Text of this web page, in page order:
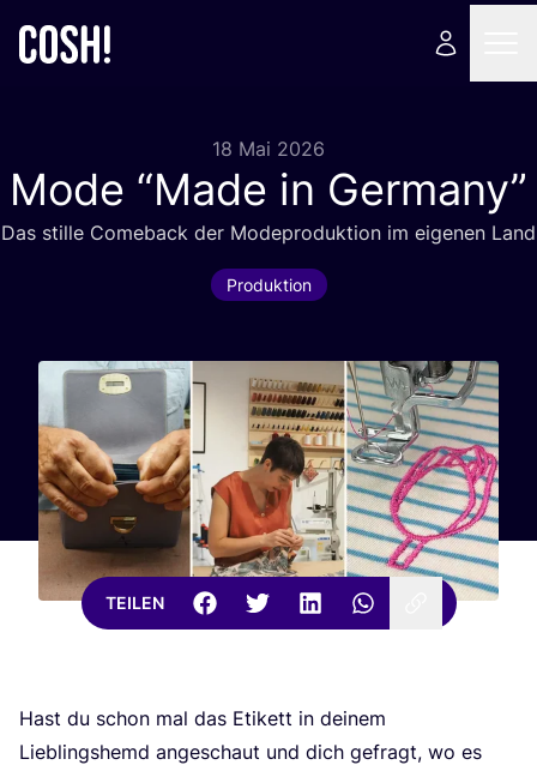
18 Mai 2026
Mode “Made in Germany”
Das stil­le Come­back der Mode­pro­duk­ti­on im eige­nen Land
Produktion
TEILEN
Hast du schon mal das Eti­kett in dei­nem
Lieb­lings­hemd ange­schaut und dich gefragt, wo es